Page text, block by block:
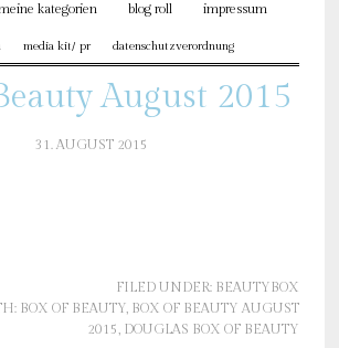
kategorien blog roll impressum
media kit/ pr datenschutzverordnung
August 2015
31. AUGUST 2015
FILED UNDER: BEAUTYBOX
BOX OF BEAUTY, BOX OF BEAUTY AUGUST
2015, DOUGLAS BOX OF BEAUTY